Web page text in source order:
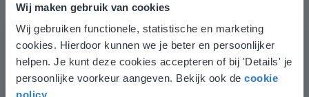
Wij maken gebruik van cookies
Wij gebruiken functionele, statistische en marketing
cookies. Hierdoor kunnen we je beter en persoonlijker
helpen. Je kunt deze cookies accepteren of bij 'Details' je
persoonlijke voorkeur aangeven. Bekijk ook de cookie
policy.
Herhaal dat wanneer de 2 getallen tienvouden of
honderdvouden zijn, je de nullen wegdenkt. De som
die je krijgt, is de hulpsom. Wanneer je de hulpsom
hebt opgelost, plaats je een 0 of 2 nullen achter de
uitkomst van de som. Laat de leerlingen daarna
oefenen met de hulpsom bij de aftreksom vinden en
Deze website komt niet
overeen met je locatie
Gezien je locatie, denken we dat je misschien